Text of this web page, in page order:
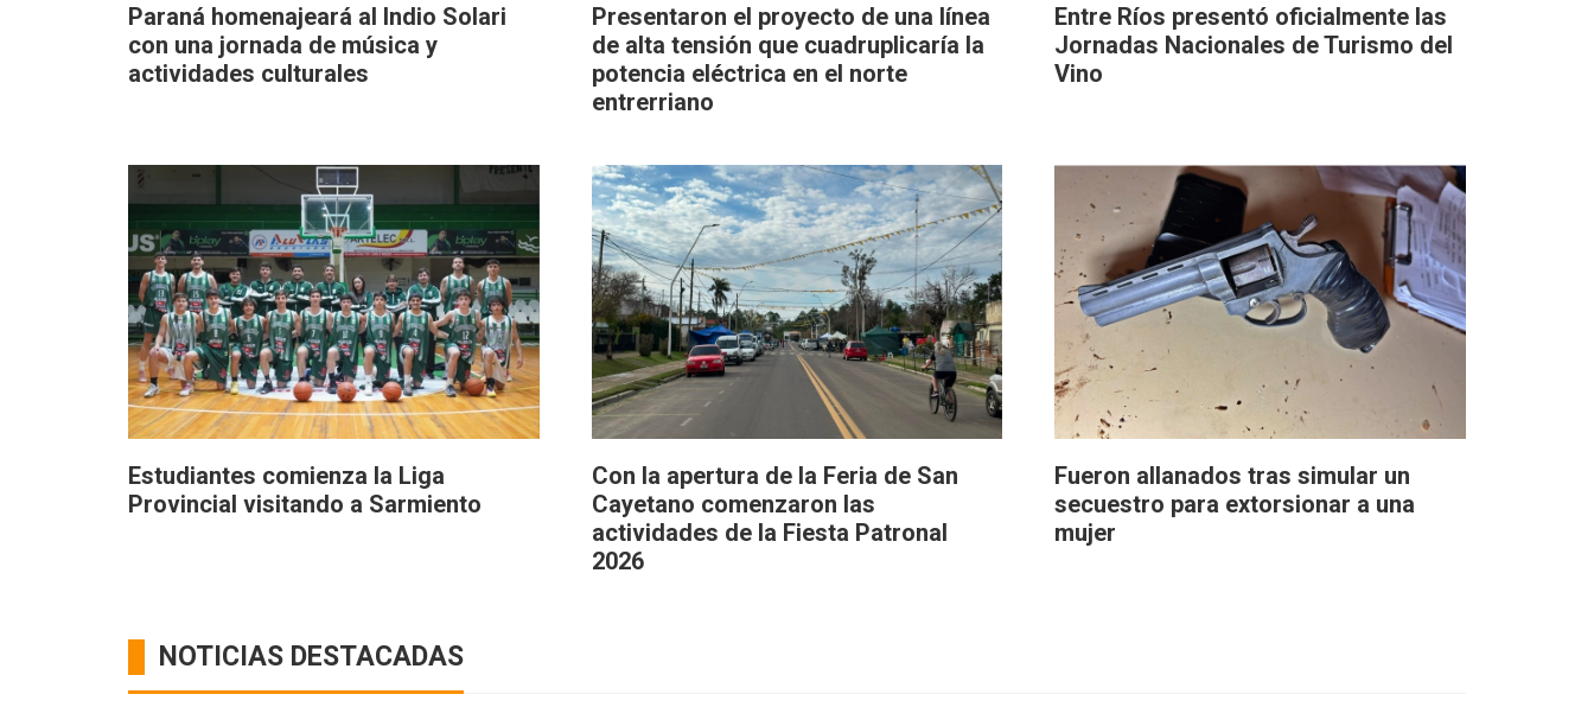
Paraná homenajeará al Indio Solari
con una jornada de música y
actividades culturales
Presentaron el proyecto de una línea
de alta tensión que cuadruplicaría la
potencia eléctrica en el norte
entrerriano
Entre Ríos presentó oficialmente las
Jornadas Nacionales de Turismo del
Vino
Estudiantes comienza la Liga
Provincial visitando a Sarmiento
Con la apertura de la Feria de San
Cayetano comenzaron las
actividades de la Fiesta Patronal
2026
Fueron allanados tras simular un
secuestro para extorsionar a una
mujer
NOTICIAS DESTACADAS